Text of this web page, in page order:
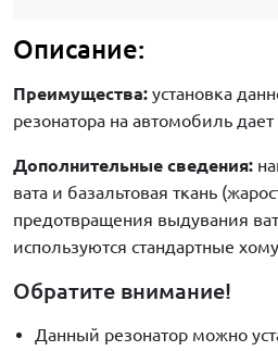
Описание:
Преимущества: установка
резонатора на автомобиль
Дополнительные сведения:
вата и базальтовая ткань
предотвращения выдувания
используются стандартные
Обратите внимание!
Данный резонатор можно